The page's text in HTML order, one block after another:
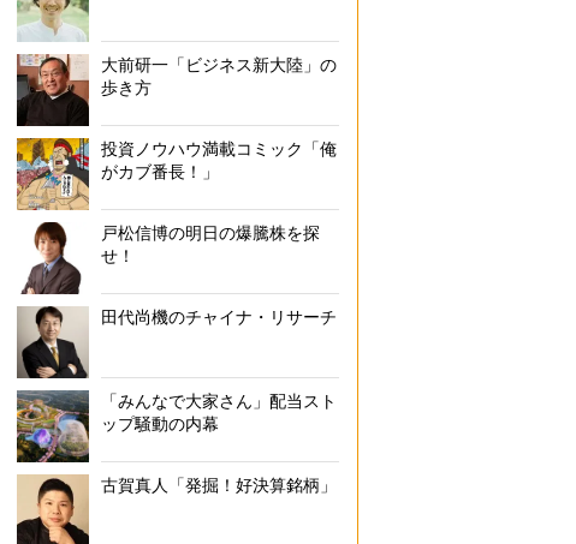
大前研一「ビジネス新大陸」の
歩き方
投資ノウハウ満載コミック「俺
がカブ番長！」
戸松信博の明日の爆騰株を探
せ！
田代尚機のチャイナ・リサーチ
「みんなで大家さん」配当スト
ップ騒動の内幕
古賀真人「発掘！好決算銘柄」